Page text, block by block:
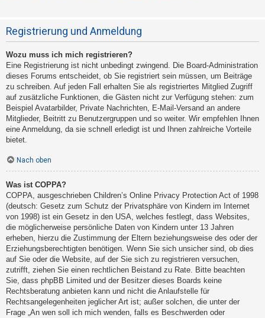
Registrierung und Anmeldung
Wozu muss ich mich registrieren?
Eine Registrierung ist nicht unbedingt zwingend. Die Board-Administration
dieses Forums entscheidet, ob Sie registriert sein müssen, um Beiträge
zu schreiben. Auf jeden Fall erhalten Sie als registriertes Mitglied Zugriff
auf zusätzliche Funktionen, die Gästen nicht zur Verfügung stehen: zum
Beispiel Avatarbilder, Private Nachrichten, E-Mail-Versand an andere
Mitglieder, Beitritt zu Benutzergruppen und so weiter. Wir empfehlen Ihnen
eine Anmeldung, da sie schnell erledigt ist und Ihnen zahlreiche Vorteile
bietet.
Nach oben
Was ist COPPA?
COPPA, ausgeschrieben Children’s Online Privacy Protection Act of 1998
(deutsch: Gesetz zum Schutz der Privatsphäre von Kindern im Internet
von 1998) ist ein Gesetz in den USA, welches festlegt, dass Websites,
die möglicherweise persönliche Daten von Kindern unter 13 Jahren
erheben, hierzu die Zustimmung der Eltern beziehungsweise des oder der
Erziehungsberechtigten benötigen. Wenn Sie sich unsicher sind, ob dies
auf Sie oder die Website, auf der Sie sich zu registrieren versuchen,
zutrifft, ziehen Sie einen rechtlichen Beistand zu Rate. Bitte beachten
Sie, dass phpBB Limited und der Besitzer dieses Boards keine
Rechtsberatung anbieten kann und nicht die Anlaufstelle für
Rechtsangelegenheiten jeglicher Art ist; außer solchen, die unter der
Frage „An wen soll ich mich wenden, falls es Beschwerden oder